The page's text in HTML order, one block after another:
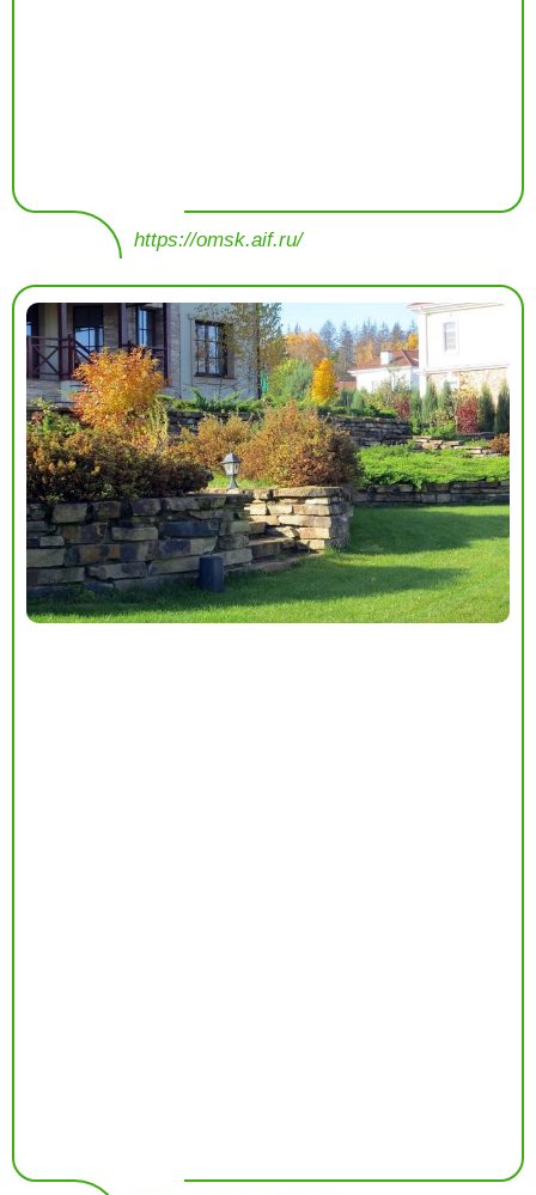
https://omsk.aif.ru/